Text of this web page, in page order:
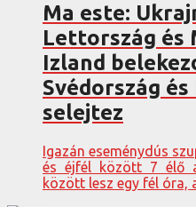
Ma este:
Lettország és
Izland
Svédország
selejtez
Igazán eseménydús
és éjfél között 7 élő
között lesz egy fél óra,